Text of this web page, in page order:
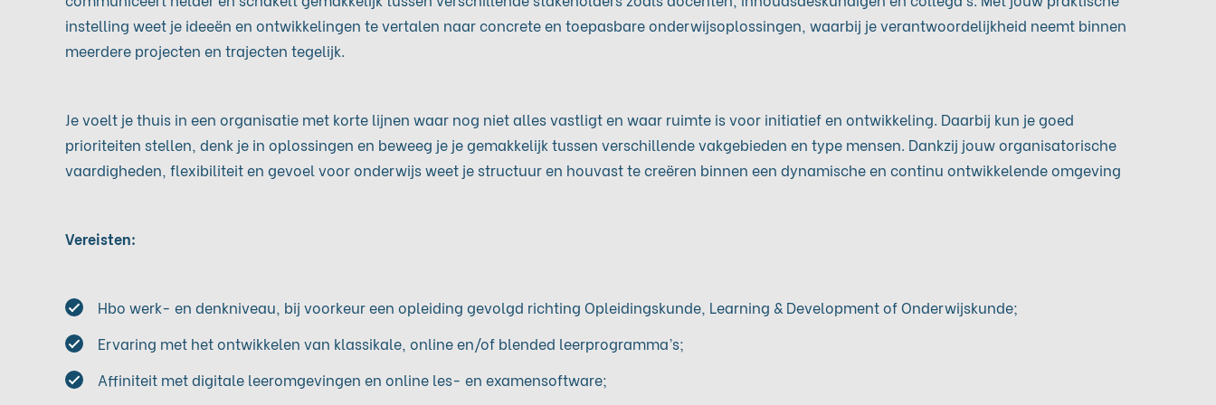
instelling weet je ideeën en ontwikkelingen te vertalen naar concrete en toepasbare onderwijsoplossingen, waarbij je verantwoordelijkheid neemt binnen
meerdere projecten en trajecten tegelijk.
Je voelt je thuis in een organisatie met korte lijnen waar nog niet alles vastligt en waar ruimte is voor initiatief en ontwikkeling. Daarbij kun je goed
prioriteiten stellen, denk je in oplossingen en beweeg je je gemakkelijk tussen verschillende vakgebieden en type mensen. Dankzij jouw organisatorische
vaardigheden, flexibiliteit en gevoel voor onderwijs weet je structuur en houvast te creëren binnen een dynamische en continu ontwikkelende omgeving
Vereisten:
Hbo werk- en denkniveau, bij voorkeur een opleiding gevolgd richting Opleidingskunde, Learning & Development of Onderwijskunde;
Ervaring met het ontwikkelen van klassikale, online en/of blended leerprogramma’s;
Affiniteit met digitale leeromgevingen en online les- en examensoftware;